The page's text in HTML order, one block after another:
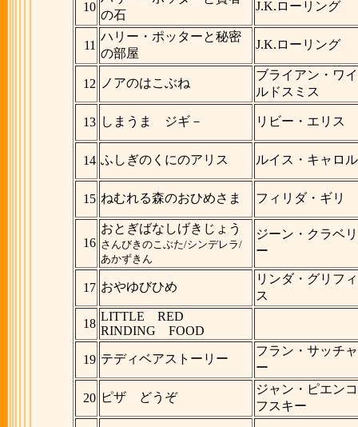
10
の石
J.K.ローリング
11
ハリー・ポッターと秘密
の部屋
J.K.ローリング
12 ノアのはこぶね
ブライアン・ワイ
ルドスミス
13 しまうま ジギ－ リビー・エリス
14 ふしぎのくにのアリス ルイス・キャロル
15 ねむれる森のおひめさま フィリダ・ギリ
16
おとぎばなしげきじょう
さんびきのこぶた/シンデレラ/
あかずきん
ジーン・クラベリ
ー
17 おやゆびひめ
リンダ・グリフィ
ス
18
LITTLE RED
RINDING FOOD
19 テディベアストーリー
フラン・サッチャ
ー
20 ピザ どうぞ
ジャン・ピエンコ
フスキー